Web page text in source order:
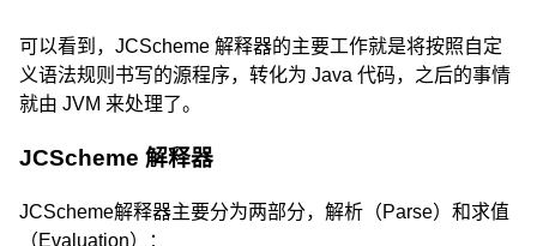
可以看到，JCScheme 解释器的主要工作就是将按照自定
义语法规则书写的源程序，转化为 Java 代码，之后的事情
就由 JVM 来处理了。
JCScheme 解释器
JCScheme解释器主要分为两部分，解析（Parse）和求值
（Evaluation）：